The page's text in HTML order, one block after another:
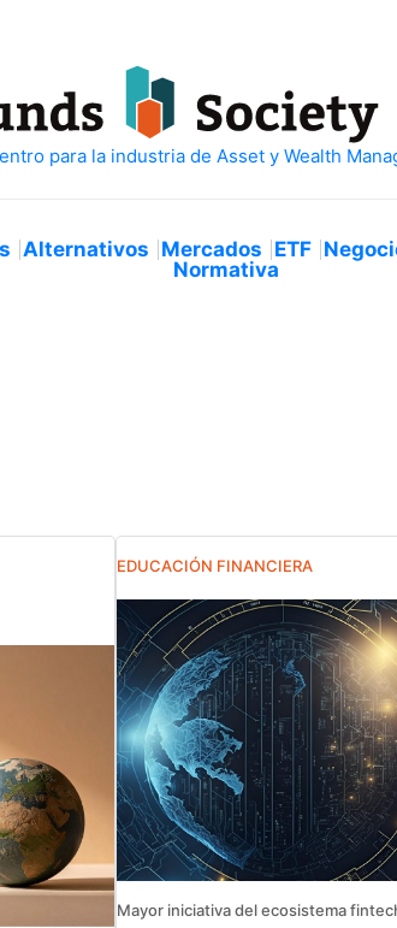
Alternativos Mercados ETF
Normativa
EDUCACIÓN FINANCIERA
Mayor iniciativa del ecosistema